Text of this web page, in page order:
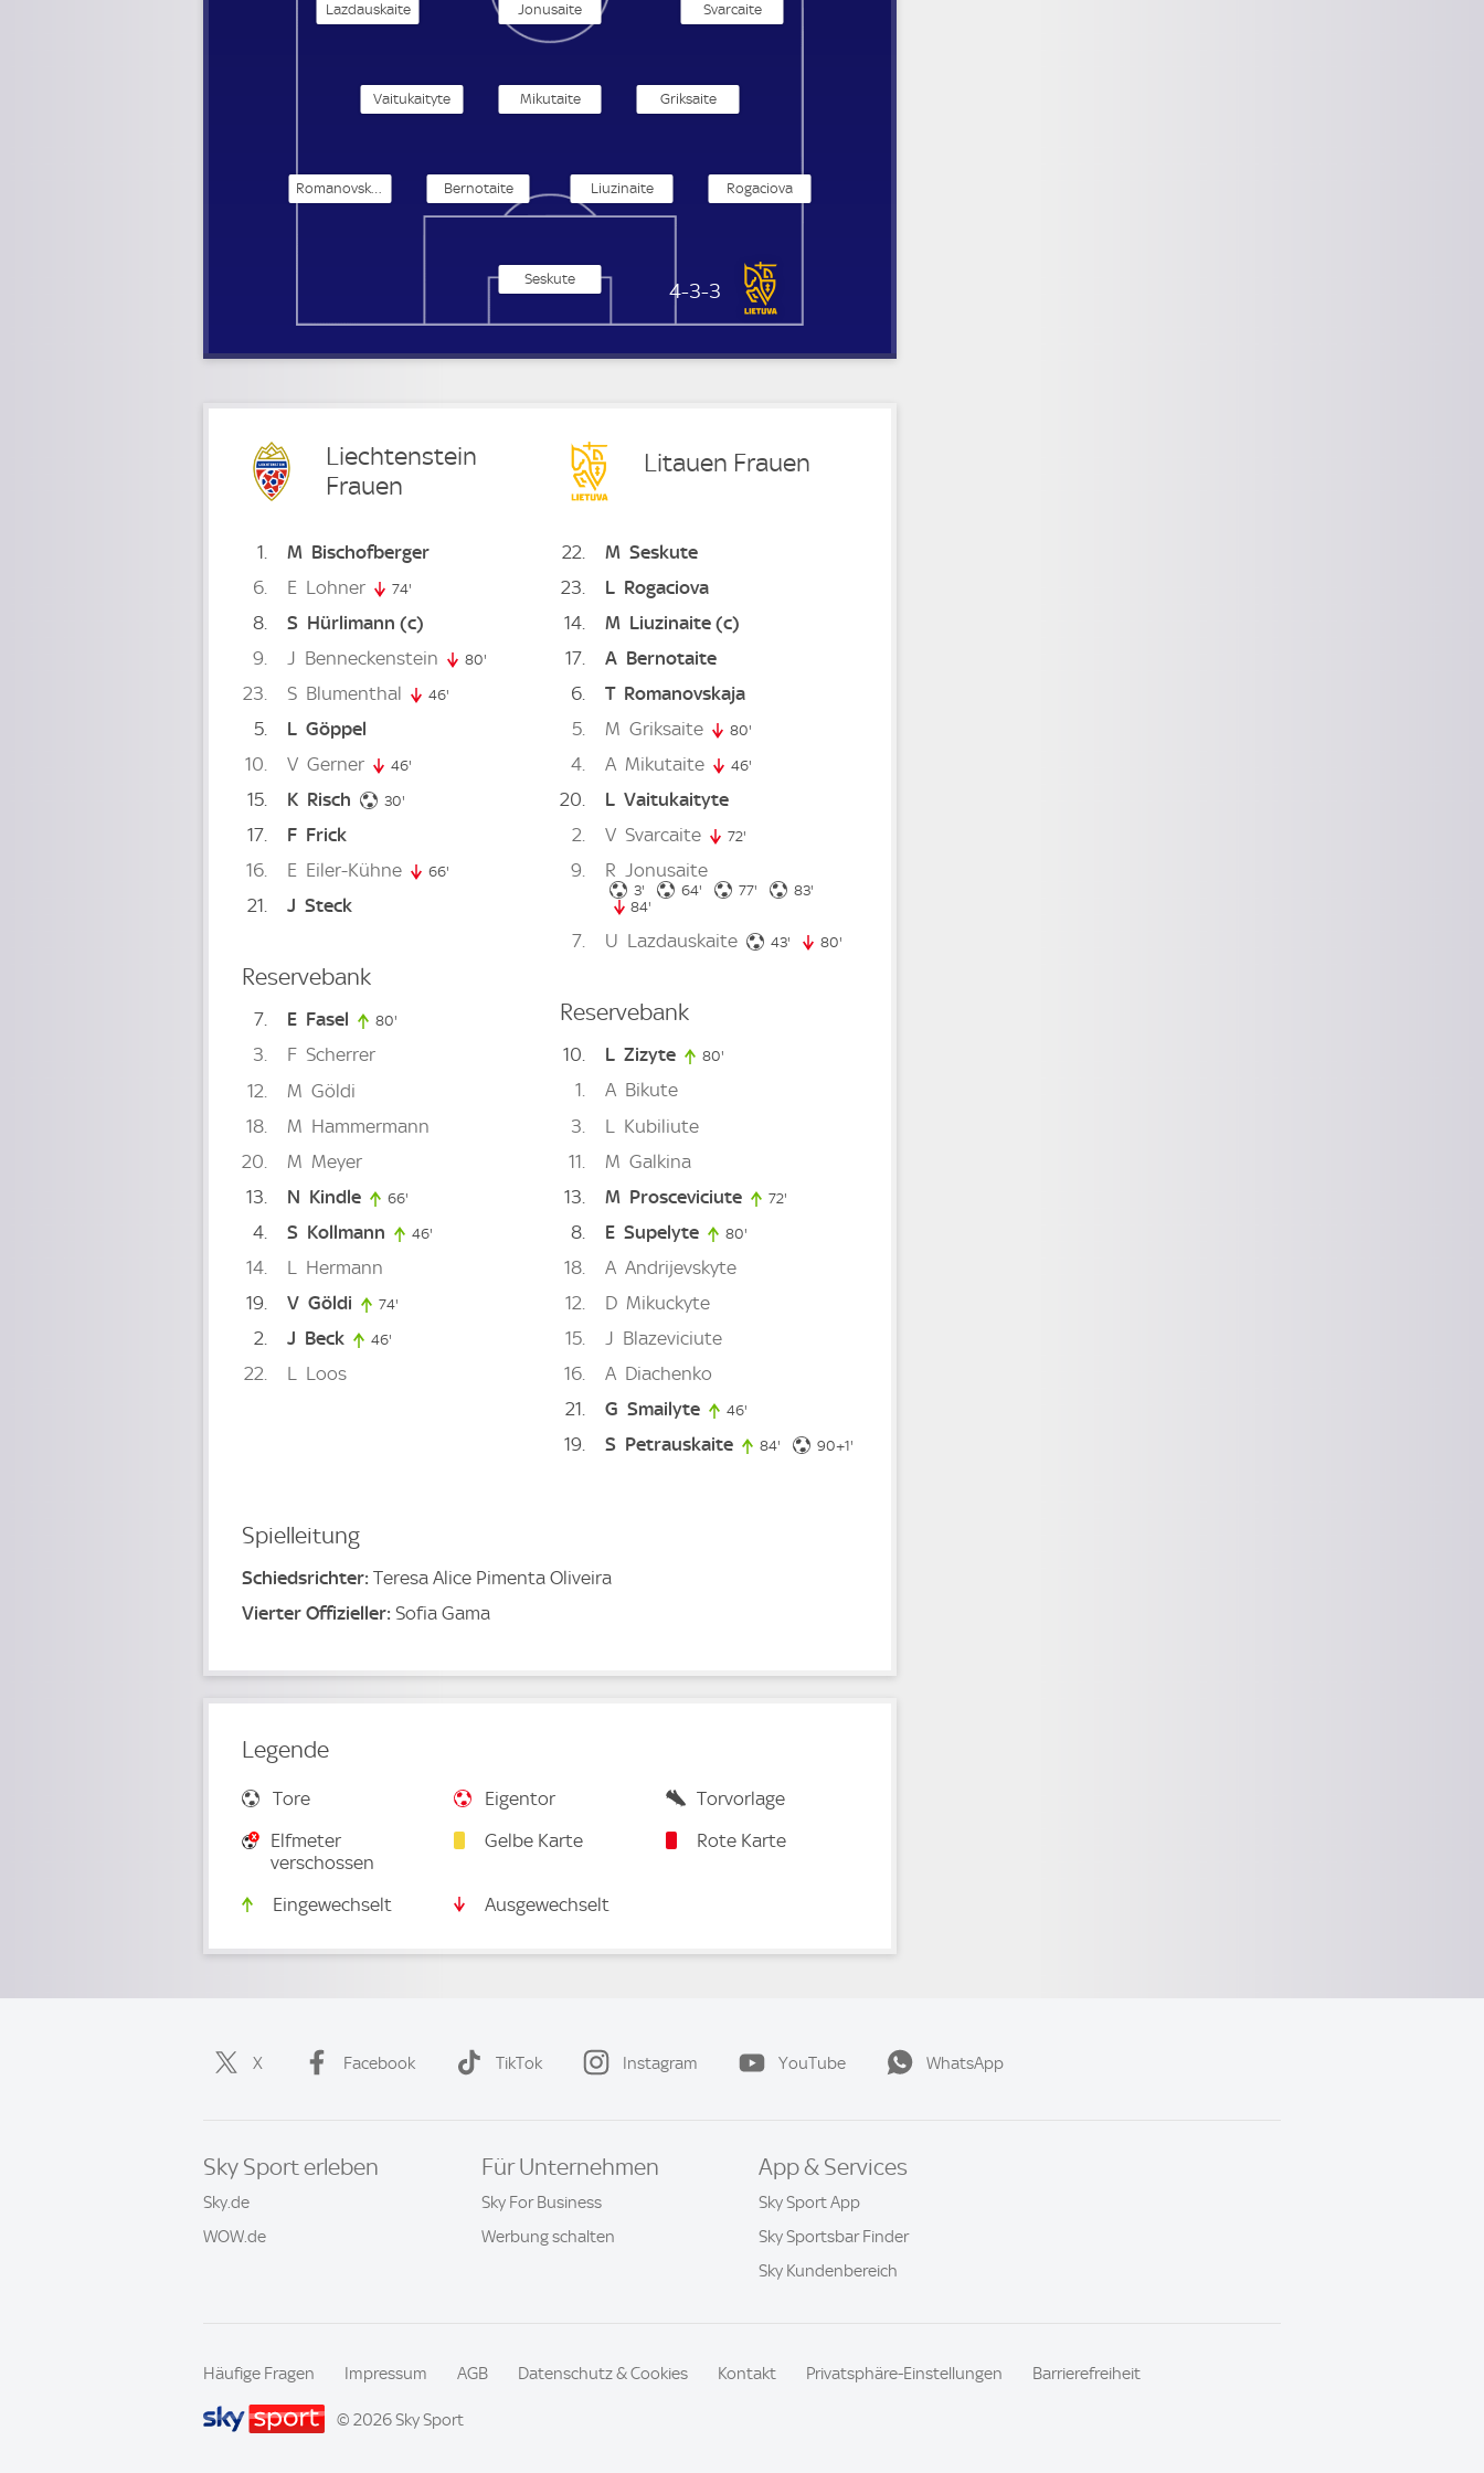
Litauen Frauen
4-3-3
Seskute
Rogaciova
Liuzinaite
Bernotaite
Romanovskaja
Griksaite
Mikutaite
Vaitukaityte
Svarcaite
Jonusaite
Lazdauskaite
Liechtenstein
Frauen
1 M Bischofberger
6
E Lohner 74'
8 S Hürlimann (c)
9
J Benneckenstein 80'
23 S Blumenthal 46'
5 L Göppel
10
V Gerner 46'
15 K Risch 30'
17 F Frick
16
E Eiler-Kühne 66'
21 J Steck
Reservebank
7 E Fasel 80'
3 F Scherrer
12
M Göldi
18
M Hammermann
20
M Meyer
13
N Kindle 66'
4 S Kollmann 46'
14 L
Hermann
19
V Göldi 74'
2 J Beck 46'
22 L Loos
Litauen Frauen
22 M Seskute
23
L Rogaciova
14
M Liuzinaite(c)
17
A Bernotaite
6
T Romanovskaja
5
M Griksaite 80'
4 A Mikutaite 46'
20 L Vaitukaityte
2
V Svarcaite 72'
9 R Jonusaite
3' 3. minute
64' 64. minute
77' 77. minute
83'
84'
7 U Lazdauskaite 43' 43. minute
80'
Reservebank
10 L Zizyte 80'
1 A Bikute
3
L
Kubiliute
11
M Galkina
13
M Prosceviciute 72'
8 E Supelyte 80'
18 A Andrijevskyte
12
D Mikuckyte
15
J Blazeviciute
16
A Diachenko
21
G Smailyte 46'
19 S Petrauskaite 84' 84. minute
90+1'
Spielleitung
Schiedsrichter: Teresa Alice Pimenta Oliveira
Vierter Offizieller: Sofia Gama
Legende
Tore Eigentor
Torvorlage
Elfmeter
verschossen
Gelbe Karte Rote Karte
Eingewechselt Ausgewechselt
X Facebook TikTok Instagram YouTube WhatsApp
Sky Sport erleben
Sky.de
WOW.de
Für Unternehmen
Sky For Business
Werbung schalten
App & Services
Sky Sport App
Sky Sportsbar Finder
Sky Kundenbereich
Häufige Fragen Impressum AGB Datenschutz & Cookies Kontakt Privatsphäre-Einstellungen Barrierefreiheit
© 2026 Sky Sport